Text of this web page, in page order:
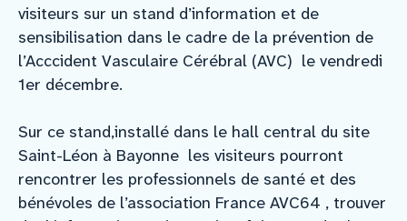
visiteurs sur un stand d’information et de
sensibilisation dans le cadre de la prévention de
l’Acccident Vasculaire Cérébral (AVC) le vendredi
1er décembre.
Sur ce stand,installé dans le hall central du site
Saint-Léon à Bayonne les visiteurs pourront
rencontrer les professionnels de santé et des
bénévoles de l’association France AVC64 , trouver